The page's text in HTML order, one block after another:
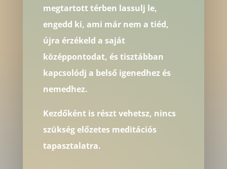
megtartott térben lassulj le,
engedd ki, ami már nem a tiéd,
újra érzékeld a saját
középpontodat, és tisztábban
kapcsolódj a belső igenedhez és
nemedhez.
Kezdőként is részt vehetsz, nincs
szükség előzetes meditációs
tapasztalatra.